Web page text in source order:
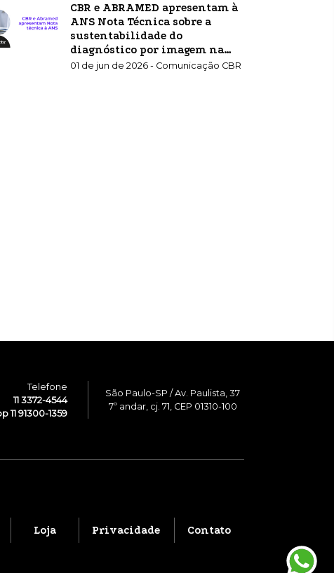
CBR e ABRAMED apresentam à
ANS Nota Técnica sobre a
sustentabilidade do
diagnóstico por imagem na
saúde suplementar
01 de jun de 2026 - Comunicação CBR
Loja Privacidade Contato
Telefone
11 3372-4544
11 91300-1359
São Paulo-SP / Av. Paulista, 37
7º andar, cj. 71, CEP 01310-100